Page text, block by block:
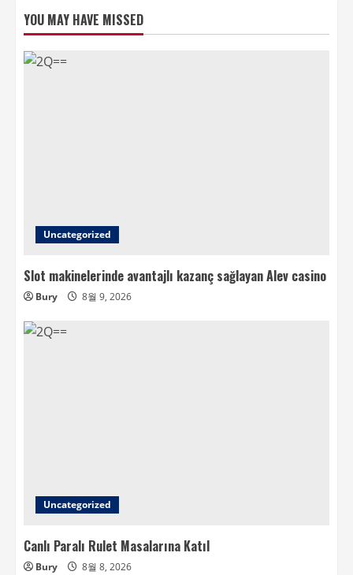
YOU MAY HAVE MISSED
Uncategorized
Slot makinelerinde avantajlı kazanç sağlayan Alev casino
Bury 8월 9, 2026
Uncategorized
Canlı Paralı Rulet Masalarına Katıl
Bury 8월 8, 2026